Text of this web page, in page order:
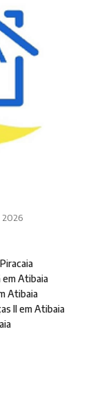
em Atibaia
Atibaia
II em Atibaia